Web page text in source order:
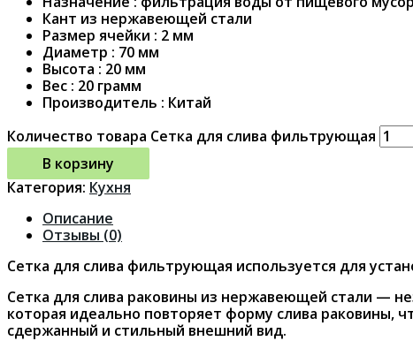
Кант из нержавеющей стали
Размер ячейки : 2 мм
Диаметр : 70 мм
Высота : 20 мм
Вес : 20 грамм
Производитель : Китай
Количество товара Сетка для слива фильтрующая
В корзину
Категория: Кухня
Описание
Отзывы (0)
Сетка для слива фильтрующая используется для
Сетка для слива раковины из нержавеющей стали —
которая идеально повторяет форму слива раковины,
сдержанный и стильный внешний вид.